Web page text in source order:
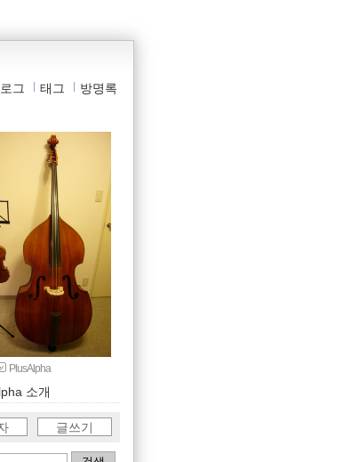
그 태그 방명록
PlusAlpha
소개
글쓰기